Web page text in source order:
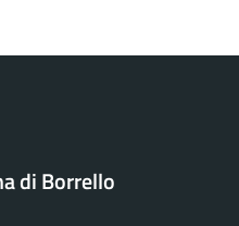
di Borrello